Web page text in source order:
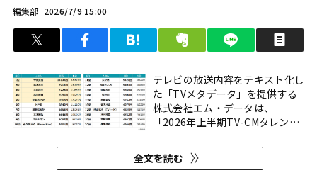
編集部 2026/7/9 15:00
ツイート シェア はてブ クリップ LINEで送る
テレビの放送内容をテキスト化し
た「TVメタデータ」を提供する
株式会社エム・データは、
「2026年上半期TV-CMタレント
ングは、2026年1月1日（木）か
ら2026年6月30日（火）に、東京
全文を読む